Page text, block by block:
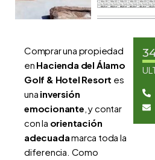
Comprar una propiedad
en Hacienda del Álamo
Golf & Hotel Resort es
una inversión
emocionante, y contar
con la orientación
adecuadamarca toda la
diferencia. Como